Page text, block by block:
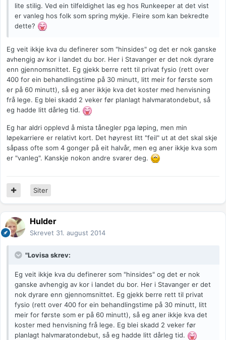
lite stilig. Ved ein tilfeldighet las eg hos Runkeeper at det vist
er vanleg hos folk som spring mykje. Fleire som kan bekredte
dette?
Eg veit ikkje kva du definerer som "hinsides" og det er nok ganske
avhengig av kor i landet du bor. Her i Stavanger er det nok dyrare
enn gjennomsnittet. Eg gjekk berre rett til privat fysio (rett over
400 for ein behandlingstime på 30 minutt, litt meir for første som
er på 60 minutt), så eg aner ikkje kva det koster med henvisning
frå lege. Eg blei skadd 2 veker før planlagt halvmaratondebut, så
eg hadde litt dårleg tid.
Eg har aldri opplevd å mista tånegler pga løping, men min
løpekarriere er relativt kort. Det høyrest litt "feil" ut at det skal skje
såpass ofte som 4 gonger på eit halvår, men eg aner ikkje kva som
er "vanleg". Kanskje nokon andre svarer deg.
Siter
Hulder
Skrevet 31. august 2014
"Lovisa skrev:
Eg veit ikkje kva du definerer som "hinsides" og det er nok
ganske avhengig av kor i landet du bor. Her i Stavanger er det
nok dyrare enn gjennomsnittet. Eg gjekk berre rett til privat
fysio (rett over 400 for ein behandlingstime på 30 minutt, litt
meir for første som er på 60 minutt), så eg aner ikkje kva det
koster med henvisning frå lege. Eg blei skadd 2 veker før
planlagt halvmaratondebut, så eg hadde litt dårleg tid.